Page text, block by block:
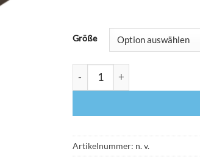
Größe
Haug Gelenk-
Artikelnummer: n. v.